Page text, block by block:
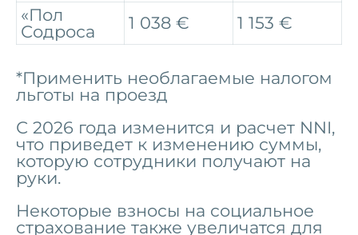
«Пол
Содроса
1 038 € 1 153 €
*Применить необлагаемые налогом
льготы на проезд
С 2026 года изменится и расчет NNI,
что приведет к изменению суммы,
которую сотрудники получают на
руки.
Некоторые взносы на социальное
страхование также увеличатся для